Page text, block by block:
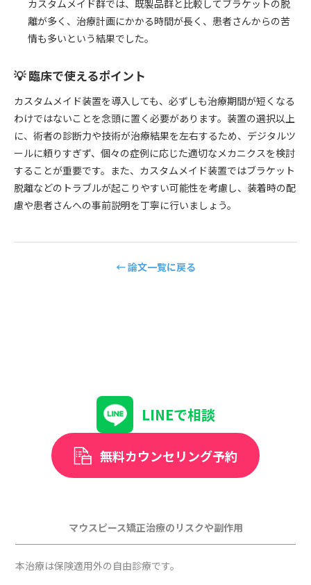
カスタムメイド群では、既製品群と比較してブラケットの脱
離が多く、治療計画にかかる時間が長く、患者さんからの苦
情も多いという結果でした。
💡 臨床で使えるポイント
カスタムメイド装置を導入しても、必ずしも治療期間が短くなる
わけではないことを念頭に置く必要があります。装置の選択以上
に、術者の診断力や技術が治療結果を左右するため、デジタルツ
ールに頼りすぎず、個々の症例に応じた適切なメカニクスを検討
することが重要です。また、カスタムメイド装置ではブラケット
脱離などのトラブルが起こりやすい可能性を考慮し、装着時の配
慮や患者さんへの事前説明を丁寧に行いましょう。
← 論文一覧に戻る
LINEで相談
無料カウンセリング予約
マウスピース矯正治療のリスクや副作用
本治療は保険適用外の自由診療です。